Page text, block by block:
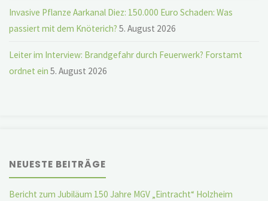
Invasive Pflanze Aarkanal Diez: 150.000 Euro Schaden: Was
passiert mit dem Knöterich? 5. August 2026
Leiter im Interview: Brandgefahr durch Feuerwerk? Forstamt
ordnet ein 5. August 2026
NEUESTE BEITRÄGE
Bericht zum Jubiläum 150 Jahre MGV „Eintracht“ Holzheim